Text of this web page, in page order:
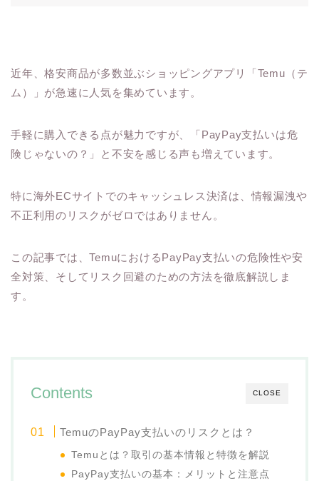
近年、格安商品が多数並ぶショッピングアプリ「Temu（テ
ム）」が急速に人気を集めています。
手軽に購入できる点が魅力ですが、「PayPay支払いは危
険じゃないの？」と不安を感じる声も増えています。
特に海外ECサイトでのキャッシュレス決済は、情報漏洩や
不正利用のリスクがゼロではありません。
この記事では、TemuにおけるPayPay支払いの危険性や安
全対策、そしてリスク回避のための方法を徹底解説しま
す。
CLOSE
Contents
TemuのPayPay支払いのリスクとは？
Temuとは？取引の基本情報と特徴を解説
PayPay支払いの基本：メリットと注意点